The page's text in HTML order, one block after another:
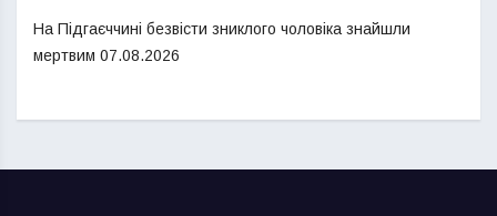
На Підгаєччині безвісти зниклого чоловіка знайшли
мертвим 07.08.2026